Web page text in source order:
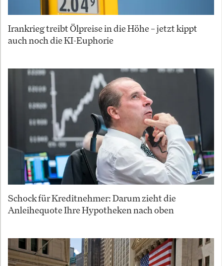
Irankrieg treibt Ölpreise in die Höhe – jetzt kippt
auch noch die KI-Euphorie
Schock für Kreditnehmer: Darum zieht die
Anleihequote Ihre Hypotheken nach oben